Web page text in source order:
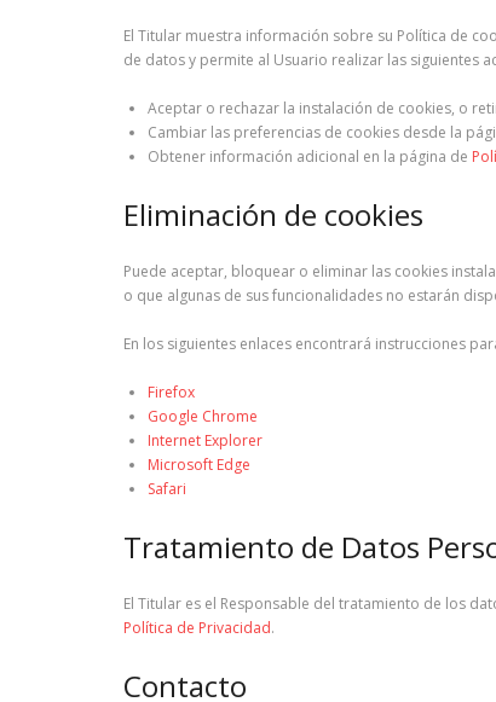
El Titular muestra información sobre su Política de
de datos y permite al Usuario realizar las siguientes
Aceptar o rechazar la instalación de cookies, o
Cambiar las preferencias de cookies desde la
Obtener información adicional en la página de
Eliminación de cookies
Puede aceptar, bloquear o eliminar las cookies
o que algunas de sus funcionalidades no estarán
En los siguientes enlaces encontrará instrucciones
Firefox
Google Chrome
Internet Explorer
Microsoft Edge
Safari
Tratamiento de Datos
El Titular es el Responsable del tratamiento de los
Política de Privacidad.
Contacto